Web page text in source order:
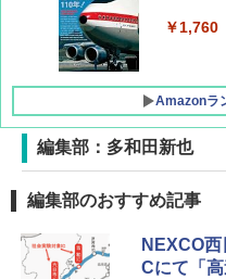
￥1,760
Amazonラ
D40 地
力的な
￥2,079
[キャン
プテン
ッシュ
&ハイキ
026リニ
￥2,980
編集部：多和田新也
編集部のおすすめ記事
NEXCO
Cにて「